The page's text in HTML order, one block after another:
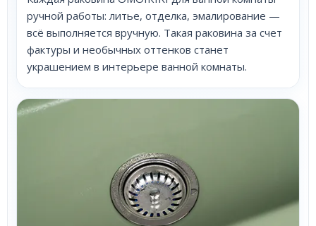
ручной работы: литье, отделка, эмалирование —
всё выполняется вручную. Такая раковина за счет
фактуры и необычных оттенков станет
украшением в интерьере ванной комнаты.